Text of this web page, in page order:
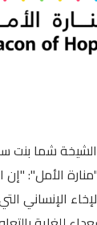
شما بنت
الأمل": "إن
الإنساني